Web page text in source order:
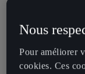
Envie de partir à
surf ? Aucun
procéder.
Nous
Pour améliorer
cookies. Ces